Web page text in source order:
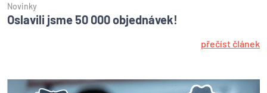
Novinky
Oslavili jsme 50 000 objednávek!
přečíst článek